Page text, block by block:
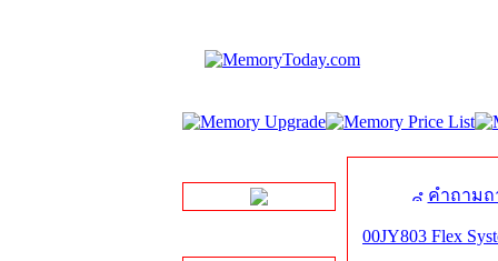
คำถาม
00JY803 Flex